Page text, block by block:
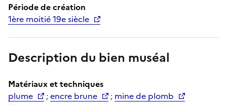
Période de création
1ère moitié 19e siècle
Description du bien muséal
Matériaux et techniques
plume
;encre brune ; mine de plomb